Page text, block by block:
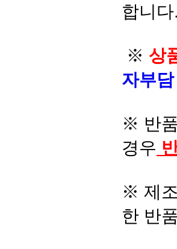
합니
※ 상
자부
※ 반
경우
※ 제
한 반